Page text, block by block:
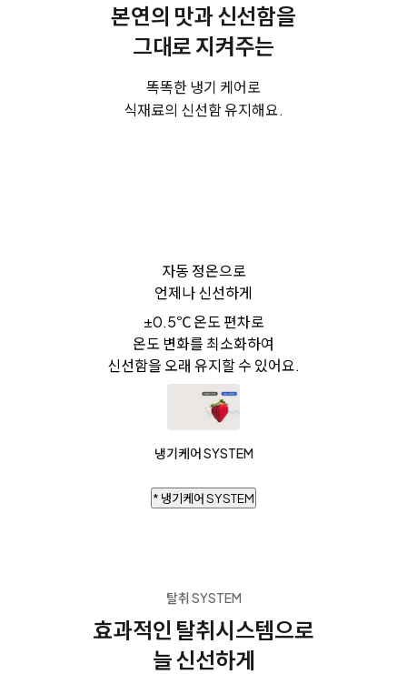
본연의 맛과 신선함을
그대로 지켜주는
똑똑한 냉기 케어로
식재료의 신선함 유지해요.
자동 정온으로
언제나 신선하게
±0.5℃ 온도 편차로
온도 변화를 최소화하여
신선함을 오래 유지할 수 있어요.
냉기케어 SYSTEM
* 냉기케어 SYSTEM
탈취 SYSTEM
효과적인 탈취시스템으로
늘 신선하게